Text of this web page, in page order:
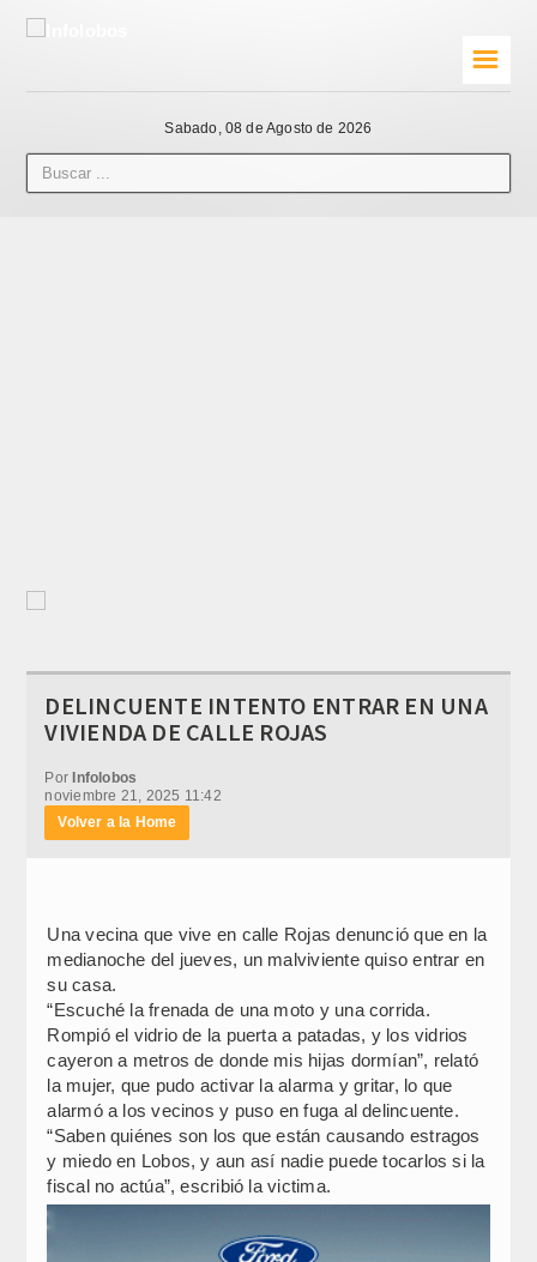
☰
Sabado, 08 de Agosto de 2026
DELINCUENTE INTENTO ENTRAR EN UNA
VIVIENDA DE CALLE ROJAS
Por Infolobos
noviembre 21, 2025 11:42
Volver a la Home
Una vecina que vive en calle Rojas denunció que en la
medianoche del jueves, un malviviente quiso entrar en
su casa.
“Escuché la frenada de una moto y una corrida.
Rompió el vidrio de la puerta a patadas, y los vidrios
cayeron a metros de donde mis hijas dormían”, relató
la mujer, que pudo activar la alarma y gritar, lo que
alarmó a los vecinos y puso en fuga al delincuente.
“Saben quiénes son los que están causando estragos
y miedo en Lobos, y aun así nadie puede tocarlos si la
fiscal no actúa”, escribió la victima.